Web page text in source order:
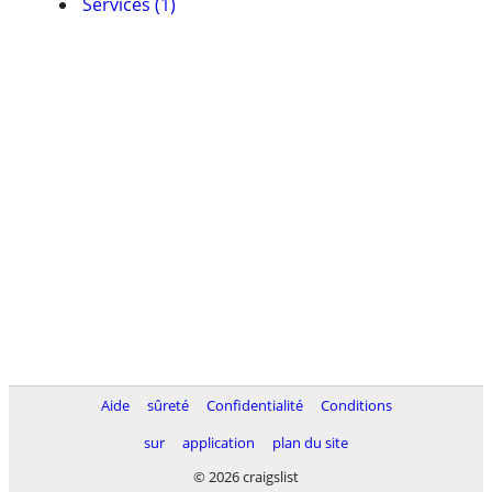
Aide sûreté Confidentialité
Conditions
sur
application
plan du site
© 2026 craigslist